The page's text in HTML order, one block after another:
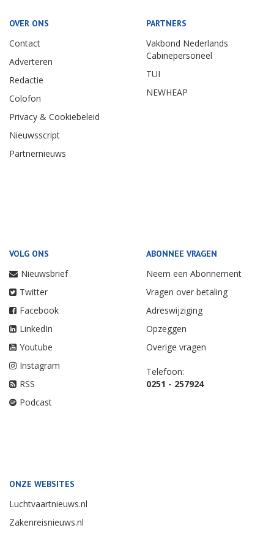
OVER ONS
Contact
Adverteren
Redactie
Colofon
Privacy & Cookiebeleid
Nieuwsscript
Partnernieuws
PARTNERS
Vakbond Nederlands
Cabinepersoneel
TUI
NEWHEAP
VOLG ONS
Nieuwsbrief
Twitter
Facebook
LinkedIn
Youtube
Instagram
RSS
Podcast
ABONNEE VRAGEN
Neem een Abonnement
Vragen over betaling
Adreswijziging
Opzeggen
Overige vragen
Telefoon:
0251 - 257924
ONZE WEBSITES
Luchtvaartnieuws.nl
Zakenreisnieuws.nl